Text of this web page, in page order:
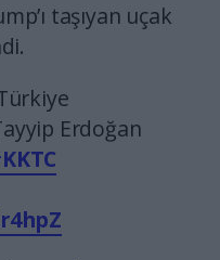
taşıyan uçak
Erdoğan